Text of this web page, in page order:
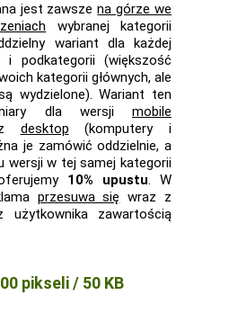
jest zawszena górze we
wybranej kategorii
wariant dla każdej
i podkategorii (większość
kategorii głównych, ale
wydzielone). Wariant ten
dla wersji mobile
desktop (komputery i
je zamówić oddzielnie, a
wersji w tej samej kategorii
10% upustu. W
przesuwa się wraz z
użytkownika zawartością
pikseli / 50 KB